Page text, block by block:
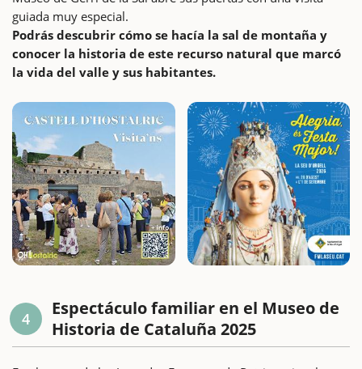
guiada muy especial.
Podrás descubrir cómo se hacía la sal de montaña y
conocer la historia de este recurso natural que marcó
la vida del valle y sus habitantes.
4
Espectáculo familiar en el Museo de
Historia de Cataluña 2025